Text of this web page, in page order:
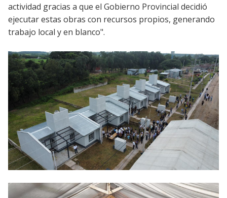
actividad gracias a que el Gobierno Provincial decidió
ejecutar estas obras con recursos propios, generando
trabajo local y en blanco".